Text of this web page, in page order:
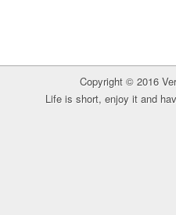
Copyright © 2016
Life is short, enjoy it and